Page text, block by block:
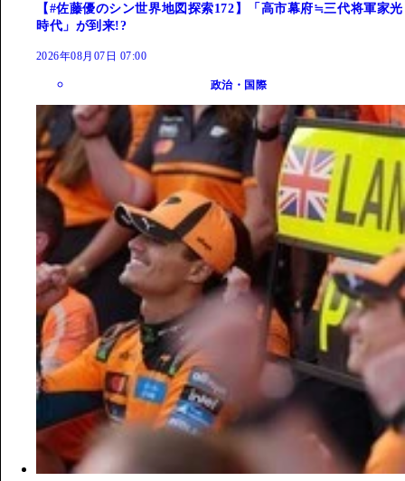
【#佐藤優のシン世界地図探索172】「高市幕府≒三代将軍家光
時代」が到来!?
2026年08月07日 07:00
政治・国際